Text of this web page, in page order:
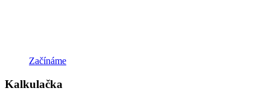
Začínáme
Kalkulačka